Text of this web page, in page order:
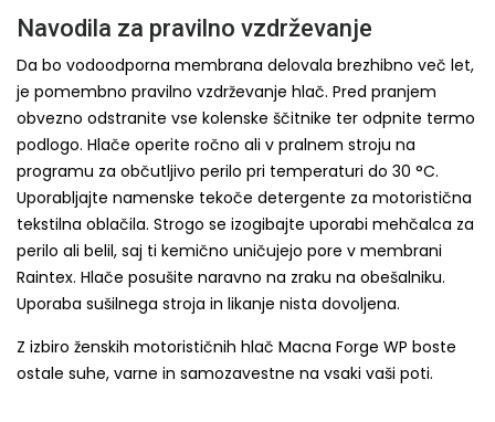
Navodila za pravilno vzdrževanje
Da bo vodoodporna membrana delovala brezhibno več let,
je pomembno pravilno vzdrževanje hlač. Pred pranjem
obvezno odstranite vse kolenske ščitnike ter odpnite termo
podlogo. Hlače operite ročno ali v pralnem stroju na
programu za občutljivo perilo pri temperaturi do 30 °C.
Uporabljajte namenske tekoče detergente za motoristična
tekstilna oblačila. Strogo se izogibajte uporabi mehčalca za
perilo ali belil, saj ti kemično uničujejo pore v membrani
Raintex. Hlače posušite naravno na zraku na obešalniku.
Uporaba sušilnega stroja in likanje nista dovoljena.
Z izbiro ženskih motorističnih hlač Macna Forge WP boste
ostale suhe, varne in samozavestne na vsaki vaši poti.